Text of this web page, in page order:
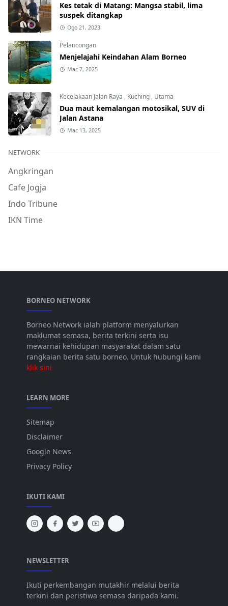
Kes tetak di Matang: Mangsa stabil, lima
suspek ditangkap
Ogo 21, 2023
Pelancongan
Menjelajahi Keindahan Alam Borneo
Mac 7, 2025
Kecelakaan Jalan Raya , Kuching, Utama
Dua maut kemalangan motosikal, SUV di
Jalan Astana
Mac 13, 2025
NETWORK
Angkringan
Cafe Jogja
Indo Tribune
IKN Time
BORNEO NETWORK
Borneo Network ialah platform menyalurkan
maklumat semasa, berita terkini serta isu
mewarnai kehidupan masyarakat dalam satu
rangkaian berita satu borneo. Untuk hubungi kami
klik sini
LEARN MORE
Sitemap
Disclaimer
Google News
Privacy Policy
IKUTI KAMI
NEWSLETTER
Ikuti perkembangan mutakhir melalui berita
terkini dan peristiwa semasa daripada kami.